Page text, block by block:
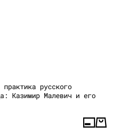
русского
Казимир Малевич и его